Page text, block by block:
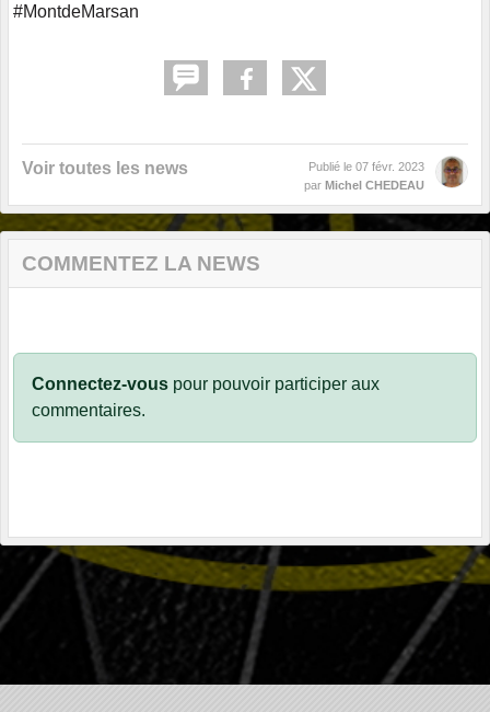
#MontdeMarsan
Voir toutes les news Publié le 07 févr. 2023
par Michel CHEDEAU
COMMENTEZ LA NEWS
Connectez-vous pour pouvoir participer aux
commentaires.